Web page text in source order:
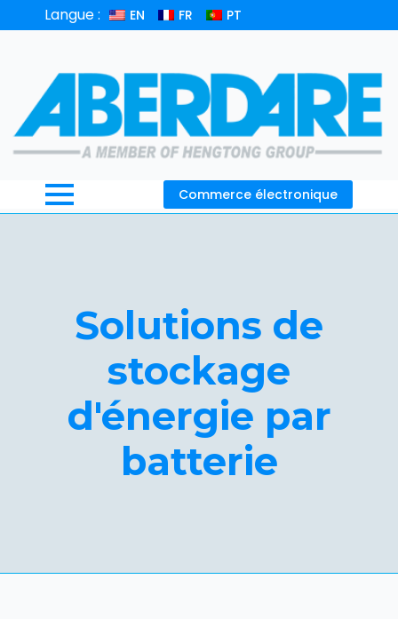
Langue : EN FR PT
Commerce électronique
Solutions de
stockage
d'énergie par
batterie